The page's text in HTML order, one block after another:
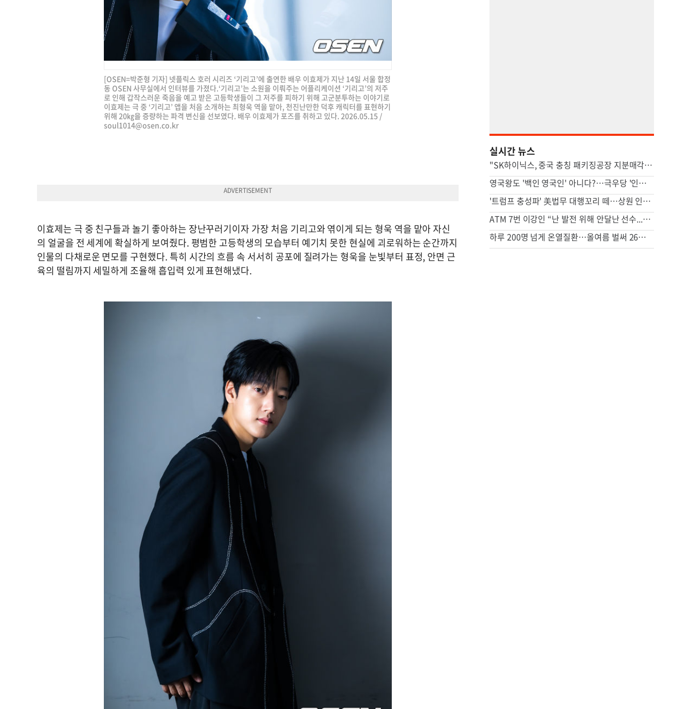
[OSEN=박준형 기자] 넷플릭스 호러 시리즈 ‘기리고’에 출연한 배우 이효제가 지난 14일 서울 합정
동 OSEN 사무실에서 인터뷰를 가졌다.‘기리고’는 소원을 이뤄주는 어플리케이션 ‘기리고’의 저주
로 인해 갑작스러운 죽음을 예고 받은 고등학생들이 그 저주를 피하기 위해 고군분투하는 이야기로
이효제는 극 중 ‘기리고’ 앱을 처음 소개하는 최형욱 역을 맡아, 천진난만한 덕후 캐릭터를 표현하기
위해 20㎏을 증량하는 파격 변신을 선보였다. 배우 이효제가 포즈를 취하고 있다. 2026.05.15 /
soul1014@osen.co.kr
이효제는 극 중 친구들과 놀기 좋아하는 장난꾸러기이자 가장 처음 기리고와 엮이게 되는 형욱 역을 맡아 자신
의 얼굴을 전 세계에 확실하게 보여줬다. 평범한 고등학생의 모습부터 예기치 못한 현실에 괴로워하는 순간까지
인물의 다채로운 면모를 구현했다. 특히 시간의 흐름 속 서서히 공포에 질려가는 형욱을 눈빛부터 표정, 안면 근
육의 떨림까지 세밀하게 조율해 흡입력 있게 표현해냈다.
실시간 뉴스
"SK하이닉스, 중국 충칭 패키징공장 지분매각 등 검토"
영국왕도 '백인 영국인' 아니다?…극우당 '인종분류' 논란
'트럼프 충성파' 美법무 대행꼬리 떼…상원 인준 가까스로 가결
ATM 7번 이강인 “난 발전 위해 안달난 선수...120% 보여줄 것”
하루 200명 넘게 온열질환…올여름 벌써 26명 숨졌다